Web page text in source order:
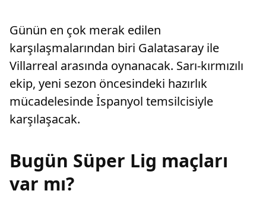
Günün en çok merak edilen
karşılaşmalarından biri Galatasaray ile
Villarreal arasında oynanacak. Sarı-kırmızılı
ekip, yeni sezon öncesindeki hazırlık
mücadelesinde İspanyol temsilcisiyle
karşılaşacak.
Bugün Süper Lig maçları
var mı?